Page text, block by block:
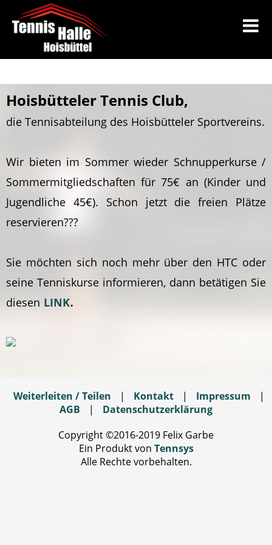
Hoisbütteler Tennis Club,
die Tennisabteilung des Hoisbütteler Sportvereins.
Wir bieten im Sommer wieder Schnupperkurse /
Sommermitgliedschaften für 75€ an (Kinder und
Jugendliche 45€). Schon jetzt die freien Plätze
reservieren???
Sie möchten sich noch mehr über den HTC oder
seine Tenniskurse informieren, dann betätigen Sie
diesen LINK.
Weiterleiten / Teilen | Kontakt | Impressum
|
AGB
|
Datenschutzerklärung
Copyright ©2016-2019 Felix Garbe
Ein Produkt von Tennsys
Alle Rechte vorbehalten.